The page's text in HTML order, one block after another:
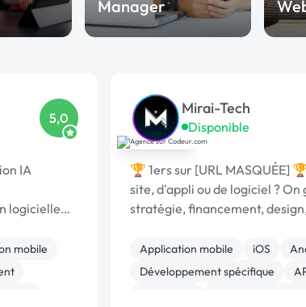
Manager
5,0
IA
logicielle
mobile
Mirai-Tech
Disponible
🏆 1ers sur [URL MASQUÉE]
site, d'appli ou de logiciel ? On
stratégie, financement,
Application mobile iOS
Développement spécifique